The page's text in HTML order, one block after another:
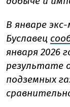
В январе
Буславец
января 2026
результате
подземных